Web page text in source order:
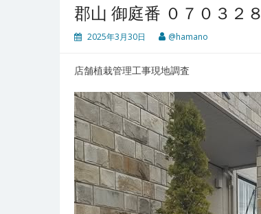
郡山 御庭番 ０７０３２８
2025年3月30日 @hamano
店舗植栽管理工事現地調査